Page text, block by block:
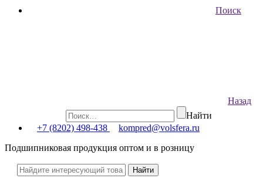
Поиск
Назад
Найти
+7 (8202) 498-438
kompred@volsfera.ru
Подшипниковая продукция оптом и в розницу